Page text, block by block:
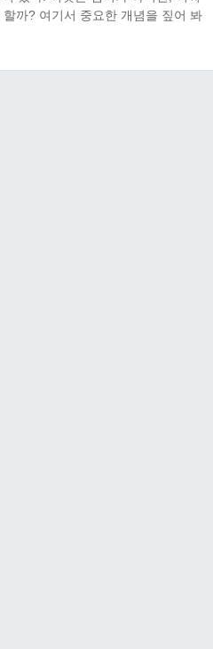
까? 여기서 중요한 개념을 짚어 봐